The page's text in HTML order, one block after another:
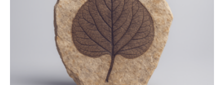
peroxisomalen Proteintransports in der Bäckerhefe
Saccharomyces cerevisiae entdeckt, der für die
Funktionsfähigkeit der Organellen entscheidend ist. Die
Studie wurde am 28. Oktober 2025 in der
Fachzeitschrift…